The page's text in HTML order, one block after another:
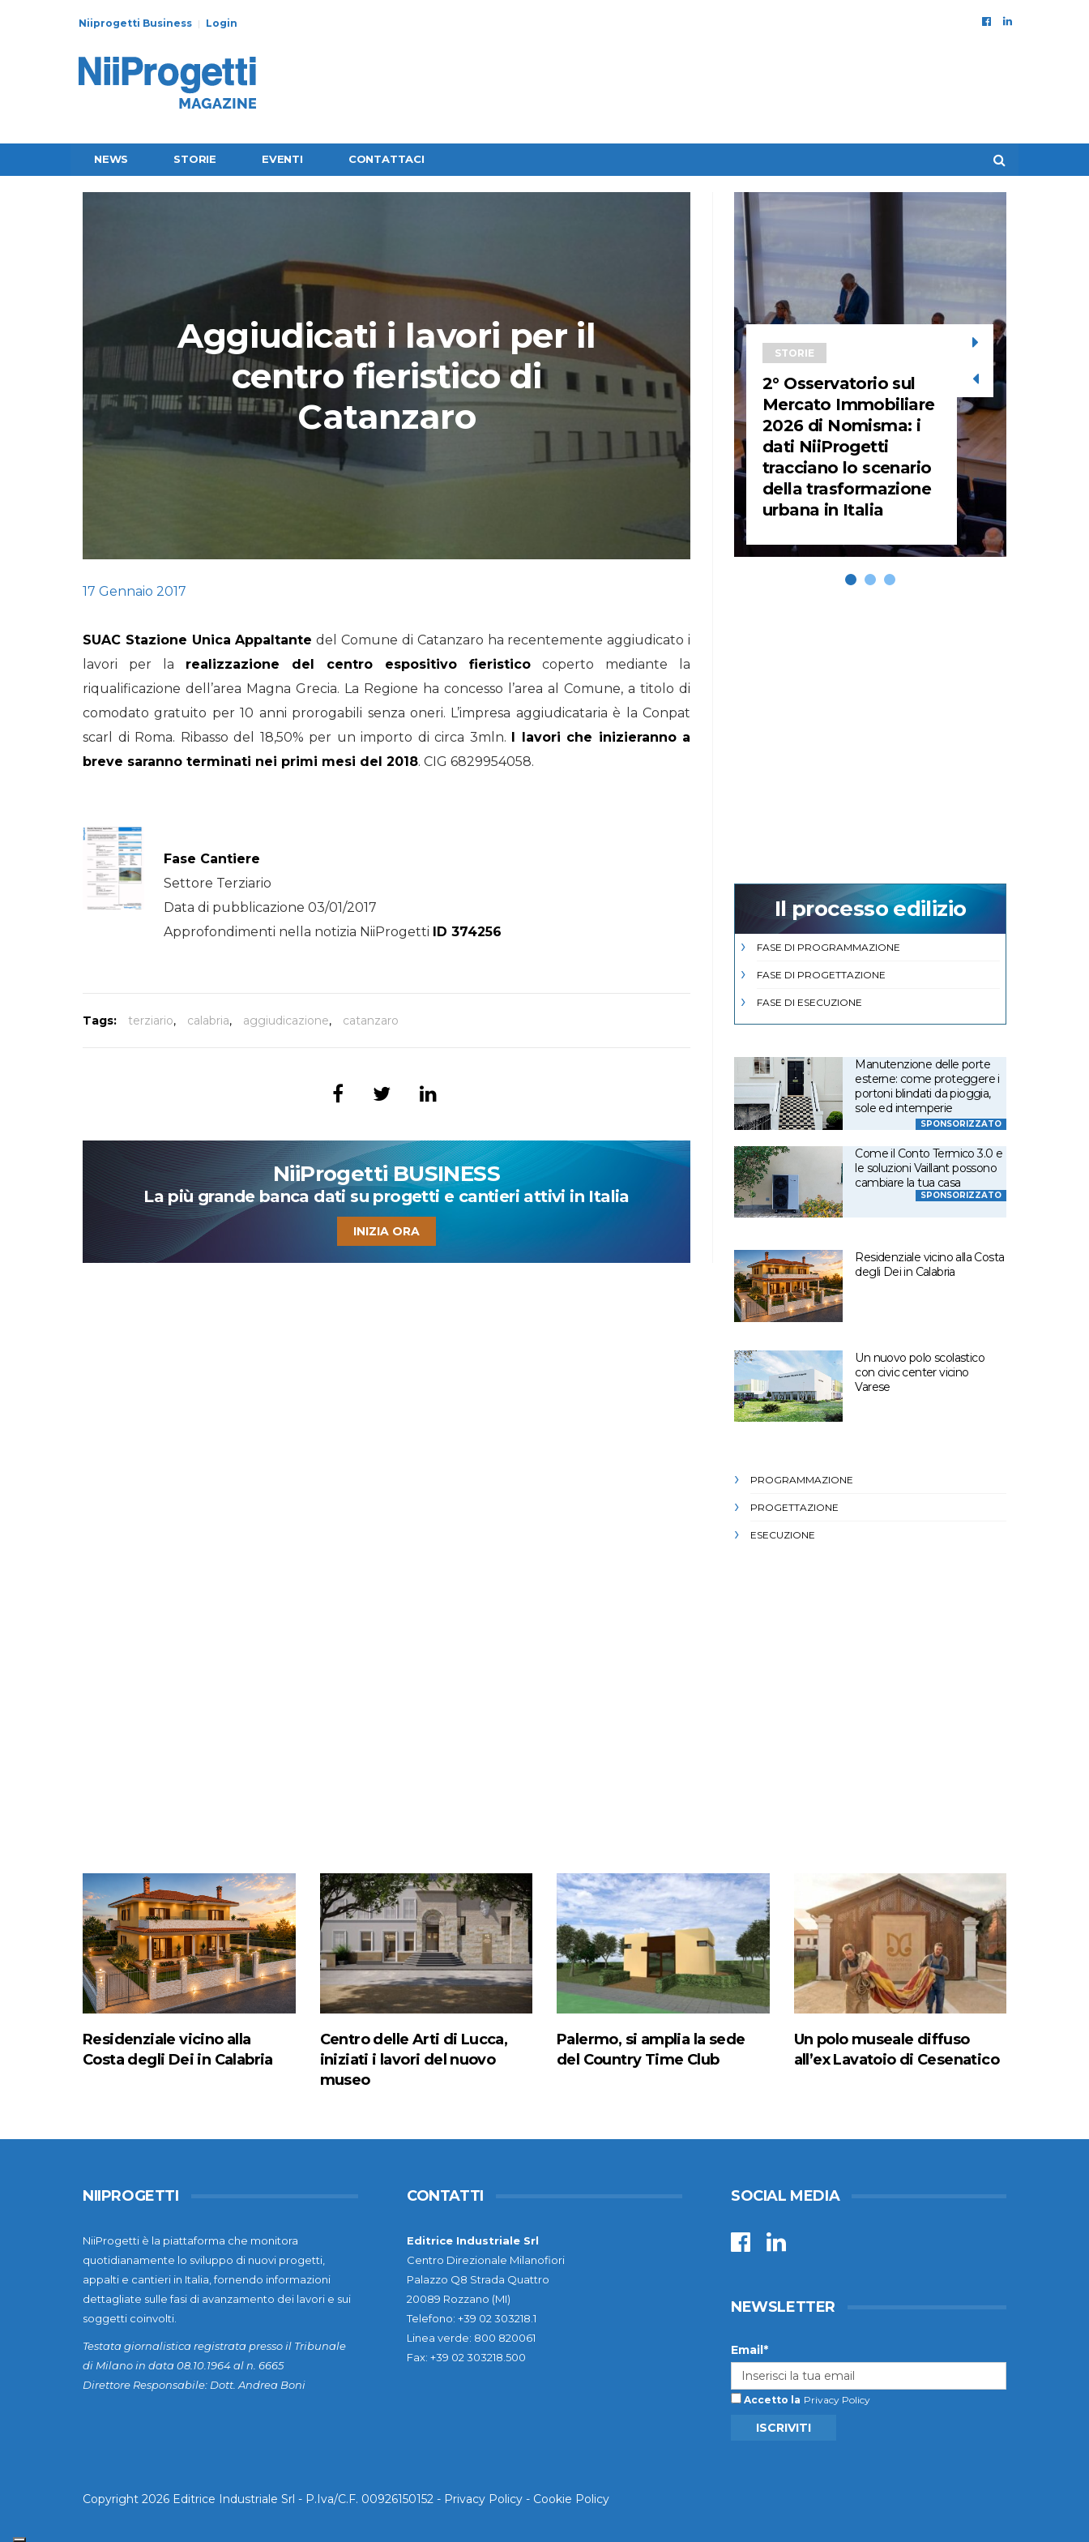
Niiprogetti Business Login
NEWS STORIE EVENTI CONTATTACI
Aggiudicati i lavori per il
centro fieristico di
Catanzaro
17 Gennaio 2017
SUAC Stazione Unica Appaltante del Comune di Catanzaro ha recentemente aggiudicato i
lavori per la realizzazione del centro espositivo fieristico coperto mediante la
riqualificazione dell’area Magna Grecia. La Regione ha concesso l’area al Comune, a titolo di
comodato gratuito per 10 anni prorogabili senza oneri. L’impresa aggiudicataria è la Conpat
scarl di Roma. Ribasso del 18,50% per un importo di circa 3mln. I lavori che inizieranno a
breve saranno terminati nei primi mesi del 2018. CIG 6829954058.
Fase Cantiere
Settore Terziario
Data di pubblicazione 03/01/2017
Approfondimenti nella notizia NiiProgetti ID 374256
Tags: terziario, calabria, aggiudicazione, catanzaro
NiiProgetti BUSINESS
La più grande banca dati su progetti e cantieri attivi in Italia
INIZIA ORA
STORIE
HEADQUARTERS. Il
video del terzo talk di
rigenera la città nel
STORIE
2° Osservatorio sul
Mercato Immobiliare
2026 di Nomisma: i
dati NiiProgetti
tracciano lo scenario
della trasformazione
urbana in Italia
Il processo edilizio
FASE DI PROGRAMMAZIONE
FASE DI PROGETTAZIONE
FASE DI ESECUZIONE
Manutenzione delle porte
esterne: come proteggere i
portoni blindati da pioggia,
sole ed intemperie
SPONSORIZZATO
Come il Conto Termico 3.0 e
le soluzioni Vaillant possono
cambiare la tua casa
SPONSORIZZATO
Residenziale vicino alla Costa
degli Dei in Calabria
Un nuovo polo scolastico
con civic center vicino
Varese
PROGRAMMAZIONE
PROGETTAZIONE
ESECUZIONE
Residenziale vicino alla
Costa degli Dei in Calabria
Centro delle Arti di Lucca,
iniziati i lavori del nuovo
museo
Palermo, si amplia la sede
del Country Time Club
Un polo museale diffuso
all’ex Lavatoio di Cesenatico
NIIPROGETTI
NiiProgetti è la piattaforma che monitora
quotidianamente lo sviluppo di nuovi progetti,
appalti e cantieri in Italia, fornendo informazioni
dettagliate sulle fasi di avanzamento dei lavori e sui
soggetti coinvolti.
Testata giornalistica registrata presso il Tribunale
di Milano in data 08.10.1964 al n. 6665
Direttore Responsabile: Dott. Andrea Boni
CONTATTI
Editrice Industriale Srl
Centro Direzionale Milanofiori
Palazzo Q8 Strada Quattro
20089 Rozzano (MI)
Telefono: +39 02 303218.1
Linea verde: 800 820061
Fax: +39 02 303218.500
SOCIAL MEDIA
NEWSLETTER
Email*
Accetto la Privacy Policy
ISCRIVITI
Copyright 2026 Editrice Industriale Srl - P.Iva/C.F. 00926150152 - Privacy Policy - Cookie Policy